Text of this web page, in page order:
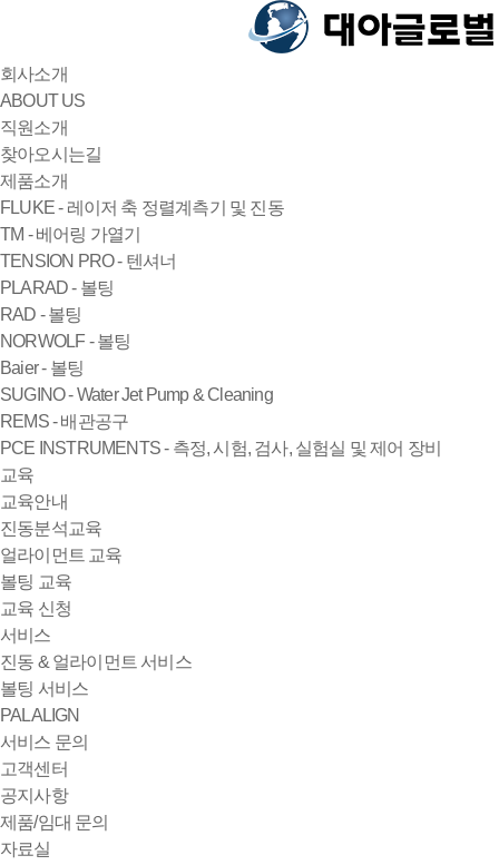
회사소개
ABOUT US
직원소개
찾아오시는길
제품소개
FLUKE - 레이저 축 정렬계측기 및 진동
TM - 베어링 가열기
TENSION PRO - 텐셔너
PLARAD - 볼팅
RAD - 볼팅
NORWOLF - 볼팅
Baier - 볼팅
SUGINO - Water Jet Pump & Cleaning
REMS - 배관공구
PCE INSTRUMENTS - 측정, 시험, 검사, 실험실 및 제어 장비
교육
교육안내
진동분석교육
얼라이먼트 교육
볼팅 교육
교육 신청
서비스
진동 & 얼라이먼트 서비스
볼팅 서비스
PALALIGN
서비스 문의
고객센터
공지사항
제품/임대 문의
자료실